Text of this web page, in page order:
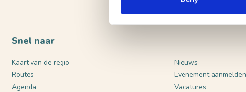
Snel naar
Kaart van de regio
Routes
Agenda
Nieuws
Evenement aanmelden
Vacatures